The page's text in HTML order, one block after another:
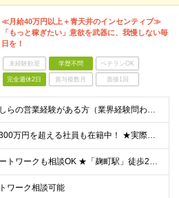
≪月給40万円以上＋青天井のインセンティブ≫
「もっと稼ぎたい」意欲を武器に、我慢しない毎
日を！
未経験歓迎 学歴不問 ベテランOK
完全週休2日 賞与複数月 面接1回
◆何かしらの営業経験がある方（業界経験問わず） ◆学歴不問 ＼こんな方にオススメ／ ◎今よりしっかり稼ぎたい方 ◎刺激のある環境で活躍したい方 ◎新しいことにも前向きにチャレンジできる方 ◎フットワ
★月収300万円を超える社員も在籍中！ ★実際の例：入社3カ月（27歳）月給75万円（基本給40万円＋インセンティブ35万円） ★実績次第で月収60万円～100万円以上も十分に目指せます。 ◆月給4
★リモートワークも相談OK ★「麹町駅」徒歩2分／転勤なし 【東京本社】 東京都千代田区麹町4-2-11 2階 (変更の範囲)上記を除く当社関連勤務地
ワーク相談可能